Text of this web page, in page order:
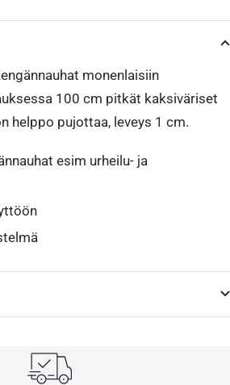
monenlaisiin
100 cm pitkät kaksiväriset
helppo pujottaa, leveys 1 cm.
esim urheilu- ja